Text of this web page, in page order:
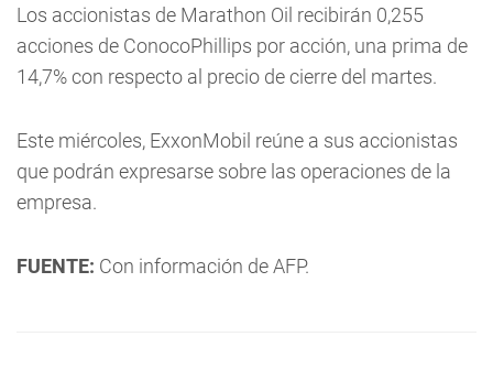
Los accionistas de Marathon Oil recibirán 0,255
acciones de ConocoPhillips por acción, una prima de
14,7% con respecto al precio de cierre del martes.
Este miércoles, ExxonMobil reúne a sus accionistas
que podrán expresarse sobre las operaciones de la
empresa.
FUENTE: Con información de AFP.